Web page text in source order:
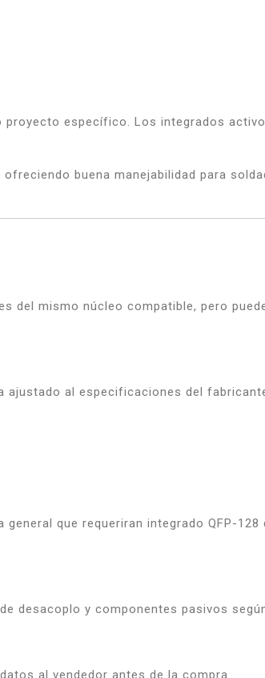
proyecto específico. Los integrados
buena manejabilidad para
del mismo núcleo compatible, pero
ajustado al especificaciones del
que requeriran integrado QFP-
desacoplo y componentes pasivos
al vendedor antes de la compra.